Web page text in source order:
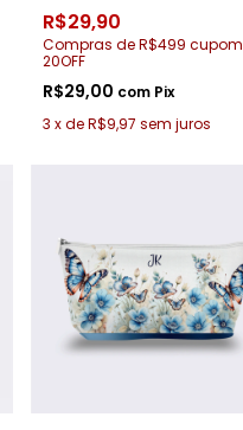
R$29,90
Compras de R$499 cupom
20OFF
R$29,00 com Pix
3 xdeR$9,97 sem juros